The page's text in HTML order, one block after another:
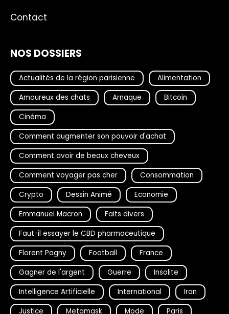
Contact
NOS DOSSIERS
Actualités de la région parisienne
Alimentation
Amoureux des chats
Arnaque
Bitcoin
Cinéma
Comment augmenter son pouvoir d'achat
Comment avoir de beaux cheveux
Comment voyager pas cher
Consommation
Crypto
Dessin Animé
Economie
Emmanuel Macron
Faits divers
Faut-il essayer le CBD pharmaceutique
Florent Pagny
Football
France
Gagner de l'argent
Guerre
Insolite
Intelligence Artificielle
International
Iran
Justice
Metamask Mode Paris